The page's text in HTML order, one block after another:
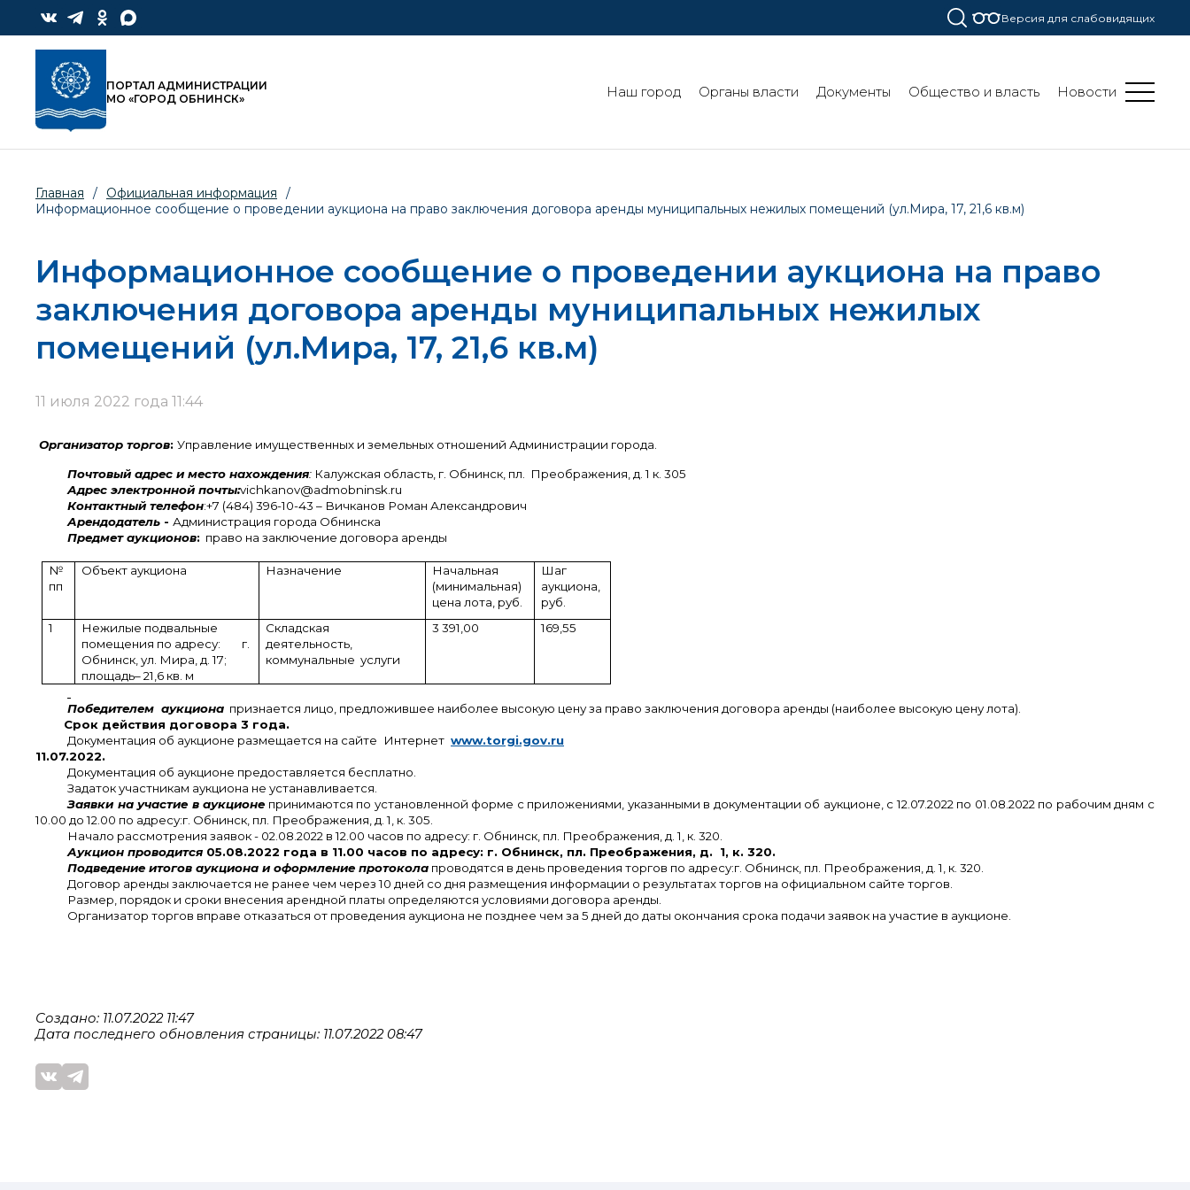
Версия для слабовидящих
ПОРТАЛ АДМИНИСТРАЦИИ
МО «ГОРОД ОБНИНСК»
Наш город Органы власти Документы Общество и власть Новости
Главная / Официальная информация
/
Информационное сообщение о проведении аукциона на право заключения договора аренды муниципальных нежилых помещений (ул.Мира, 17, 21,6 кв.м)
Информационное сообщение о проведении аукциона на право
заключения договора аренды муниципальных нежилых
помещений (ул.Мира, 17, 21,6 кв.м)
11 июля 2022 года 11:44
Организатор торгов: Управление имущественных и земельных отношений Администрации города.
Почтовый адрес и место нахождения: Калужская область, г. Обнинск, пл. Преображения, д. 1 к. 305
Адрес электронной почты:vichkanov@admobninsk ru
Контактный телефон:+7 (484) 396-10-43 – Вичканов Роман Александрович
Арендодатель - Администрация города Обнинска
Предмет аукционов: право на заключение договора аренды
№
пп
Объект аукциона Назначение
Начальная
(минимальная)
цена лота, руб.
Шаг
аукциона,
руб.
1
Нежилые подвальные
помещения по адресу: г.
Обнинск, ул. Мира, д. 17;
площадь– 21,6 кв. м
Складская
деятельность,
коммунальные услуги
3 391,00 169,55
Победителем аукциона признается лицо, предложившее наиболее высокую цену за право заключения договора аренды (наиболее высокую цену лота).
Срок действия договора 3 года.
Документация об аукционе размещается на сайте
Интернет www.torgi.gov.ru
11.07.2022.
Документация об аукционе предоставляется бесплатно.
Задаток участникам аукциона не устанавливается.
Заявки на участие в аукционе принимаются по установленной форме с приложениями, указанными в документации об аукционе, с 12.07.2022 по 01.08.2022 по рабочим дням с
10.00 до 12.00 по адресу:г. Обнинск, пл. Преображения, д. 1, к. 305.
Начало рассмотрения заявок - 02.08.2022 в 12.00 часов по адресу: г. Обнинск, пл. Преображения, д. 1, к. 320.
Аукцион проводится 05.08.2022 года в 11.00 часов по адресу: г. Обнинск, пл. Преображения, д. 1, к. 320.
Подведение итогов аукциона и оформление протокола проводятся в день проведения торгов по адресу:г. Обнинск, пл. Преображения, д. 1, к. 320.
Договор аренды заключается не ранее чем через 10 дней со дня размещения информации о результатах торгов на официальном сайте торгов.
Размер, порядок и сроки внесения арендной платы определяются условиями договора аренды.
Организатор торгов вправе отказаться от проведения аукциона не позднее чем за 5 дней до даты окончания срока подачи заявок на участие в аукционе.
Создано: 11.07.2022 11:47
Дата последнего обновления страницы: 11.07.2022 08:47